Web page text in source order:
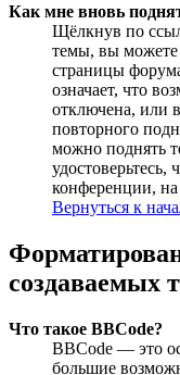
Как мне вновь
Щёлкнув по
темы, вы можете
страницы
означает, что
отключена, или
повторного
можно поднять
конференции, на
Вернуться к
создаваемых
Что такое BBCode?
BBCode — это
большие